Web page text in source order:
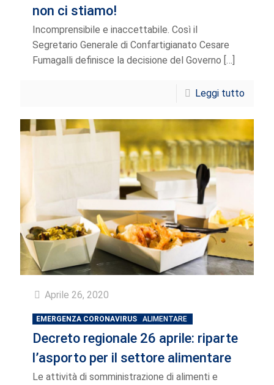
non ci stiamo!
Incomprensibile e inaccettabile. Così il
Segretario Generale di Confartigianato Cesare
Fumagalli definisce la decisione del Governo […]
Leggi tutto
Aprile 26, 2020
EMERGENZA CORONAVIRUS ALIMENTARE
Decreto regionale 26 aprile: riparte
l’asporto per il settore alimentare
Le attività di somministrazione di alimenti e